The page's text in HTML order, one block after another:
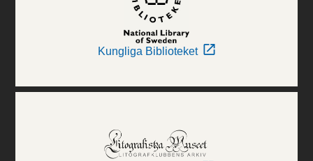
Kungliga Biblioteket